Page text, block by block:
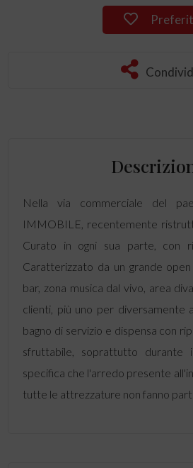
Nella via commerciale del
IMMOBILE, recentemente
Curato in ogni sua parte, con
Caratterizzato da un grande
bar, zona musica dal vivo, area
clienti, più uno per diversamente
bagno di servizio e dispensa con
sfruttabile, soprattutto durante
specifica che l'arredo presente
tutte le attrezzature non fanno